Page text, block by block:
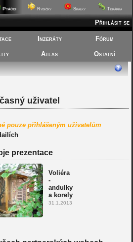
Ptáčci Rybičky Skalky Terárka
Přihlásit se
Inzeráty Fórum
Atlas
Ostatní
uživatel
pouze přihlášeným uživatelům
prezentace
Voliéra
-
andulky
a korely
31.1.2013